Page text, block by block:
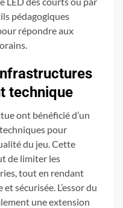
pédagogiques
répondre aux
technique
ont bénéficié d’un
pour
du jeu. Cette
de limiter les
tout en rendant
sécurisée. L’essor du
une extension